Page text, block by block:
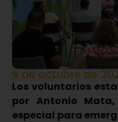
9 de octubre de
Los voluntarios
por Antonio
especial para